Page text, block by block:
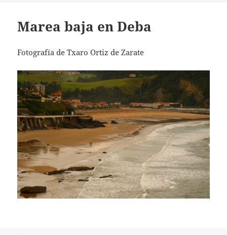
Marea baja en Deba
Fotografía de Txaro Ortiz de Zarate